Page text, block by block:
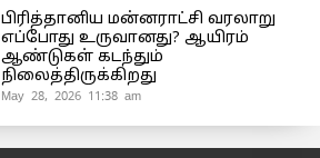
பிரித்தானிய மன்னராட்சி வரலாறு
எப்போது உருவானது? ஆயிரம்
ஆண்டுகள் கடந்தும்
நிலைத்திருக்கிறது
May 28, 2026 11:38 am